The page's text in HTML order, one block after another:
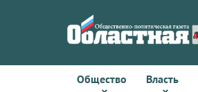
Общество Власть